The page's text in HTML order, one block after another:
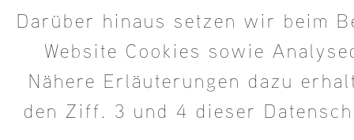
Darüber hinaus setzen wir beim
Website Cookies sowie
Nähere Erläuterungen dazu
den Ziff. 3 und 4 dieser